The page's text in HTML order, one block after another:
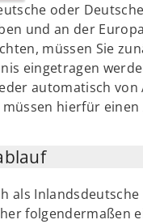
oder
und an der
müssen Sie
eingetragen
automatisch von
müssen hierfür einen
als
folgendermaßen